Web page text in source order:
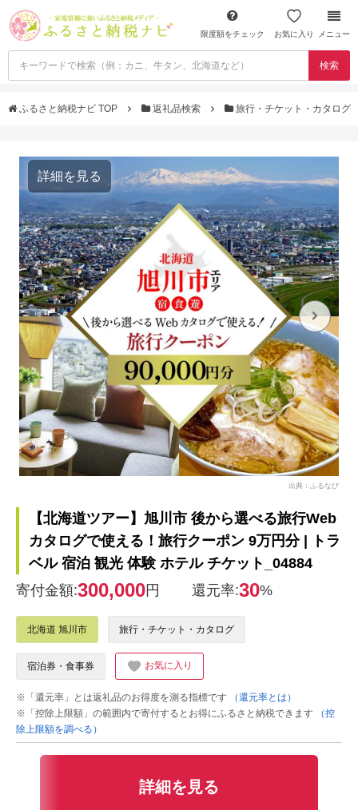
限度額をチェック お気に入り メニュー
検索
ふるさと納税ナビ TOP 返礼品検索 旅行・チケット・カタログ
詳細を見る
出典：ふるなび
【北海道ツアー】旭川市 後から選べる旅行Web
カタログで使える！旅行クーポン 9万円分 | トラ
ベル 宿泊 観光 体験 ホテル チケット_04884
寄付金額:300,000円 還元率:30%
北海道 旭川市 旅行・チケット・カタログ
宿泊券・食事券 お気に入り
※「還元率」とは返礼品のお得度を測る指標です
（還元率とは）
※「控除上限額」の範囲内で寄付するとお得にふるさと納税できます
（控
除上限額を調べる）
詳細を見る